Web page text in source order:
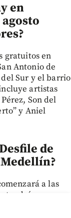
en
gratuitos en
Antonio de
Sur y el barrio
artistas
Son del
y Aniel
de
a las
tendrá un
de EPM.